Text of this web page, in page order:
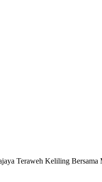
Teraweh Keliling Bersama